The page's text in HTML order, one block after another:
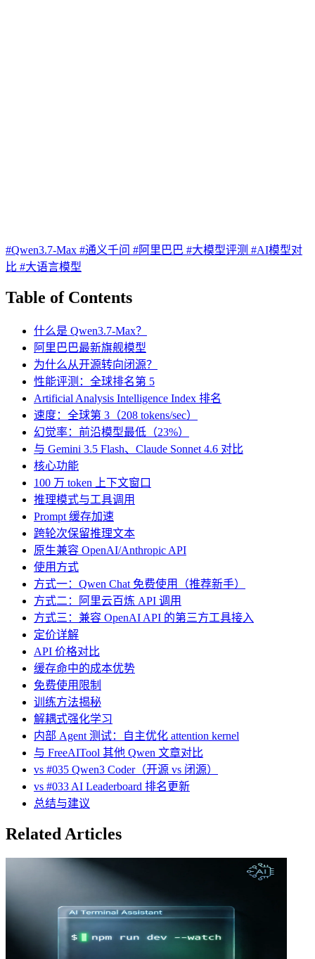
#Qwen3.7-Max #通义千问 #阿里巴巴 #大模型评测 #AI模型对
比 #大语言模型
Table of Contents
什么是 Qwen3.7-Max？
阿里巴巴最新旗舰模型
为什么从开源转向闭源？
性能评测：全球排名第 5
Artificial Analysis Intelligence Index 排名
速度：全球第 3（208 tokens/sec）
幻觉率：前沿模型最低（23%）
与 Gemini 3.5 Flash、Claude Sonnet 4.6 对比
核心功能
100 万 token 上下文窗口
推理模式与工具调用
Prompt 缓存加速
跨轮次保留推理文本
原生兼容 OpenAI/Anthropic API
使用方式
方式一：Qwen Chat 免费使用（推荐新手）
方式二：阿里云百炼 API 调用
方式三：兼容 OpenAI API 的第三方工具接入
定价详解
API 价格对比
缓存命中的成本优势
免费使用限制
训练方法揭秘
解耦式强化学习
内部 Agent 测试：自主优化 attention kernel
与 FreeAITool 其他 Qwen 文章对比
vs #035 Qwen3 Coder（开源 vs 闭源）
vs #033 AI Leaderboard 排名更新
总结与建议
Related Articles